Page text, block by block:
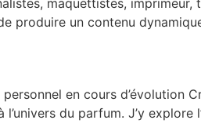
maquettistes, imprimeur,
produire un contenu
en cours d’évolution
du parfum. J’y explore